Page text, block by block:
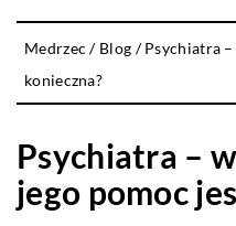
Medrzec / Blog /Psychiatra
konieczna?
Psychiatra –
jego pomoc